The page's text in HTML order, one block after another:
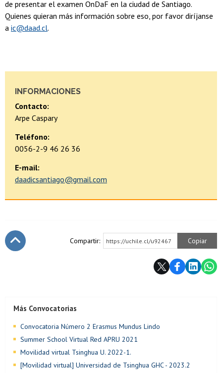
INFORMACIONES
Contacto:
Arpe Caspary
Teléfono:
0056-2-9 46 26 36
E-mail:
daadicsantiago@gmail.com
de presentar el examen OnDaF en la ciudad de Santiago.
Quienes quieran más información sobre eso, por favor diríjanse
a ic@daad.cl.
Compartir: https://uchile.cl/u92467 Copiar
Más Convocatorias
Convocatoria Número 2 Erasmus Mundus Lindo
Summer School Virtual Red APRU 2021
Movilidad virtual Tsinghua U. 2022-1.
[Movilidad virtual] Universidad de Tsinghua GHC - 2023.2